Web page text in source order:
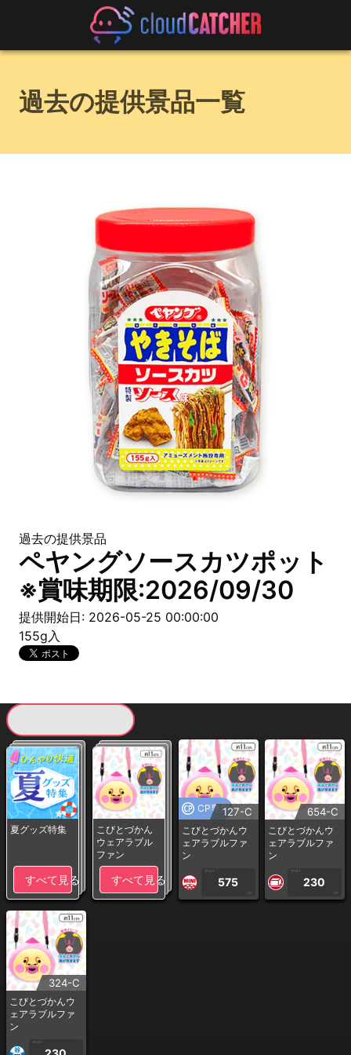
過去の提供景品一覧
過去の提供景品
ペヤングソースカツポット
※賞味期限:2026/09/30
提供開始日: 2026-05-25 00:00:00
155g入
夏グッズ特集
すべて見る
こびとづかん
ウェアラブル
ファン
すべて見る
CP専用127-C
こびとづかんウ
ェアラブルファ
ン
1PLAY
575
CP
654-C
こびとづかんウ
ェアラブルファ
ン
1PLAY
230
CP
324-C
こびとづかんウ
ェアラブルファ
ン
1PLAY